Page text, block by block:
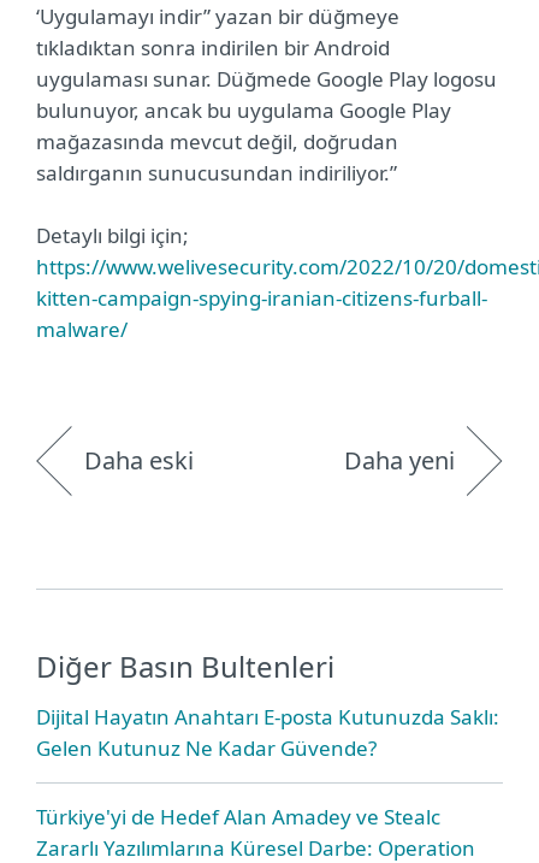
‘Uygulamayı indir” yazan bir düğmeye
tıkladıktan sonra indirilen bir Android
uygulaması sunar. Düğmede Google Play logosu
bulunuyor, ancak bu uygulama Google Play
mağazasında mevcut değil, doğrudan
saldırganın sunucusundan indiriliyor.”
Detaylı bilgi için;
https://www.welivesecurity.com/2022/10/20/
kitten-campaign-spying-iranian-citizens-furball-
malware/
Daha eski Daha yeni
Diğer Basın Bultenleri
Dijital Hayatın Anahtarı E-posta Kutunuzda Saklı:
Gelen Kutunuz Ne Kadar Güvende?
Türkiye'yi de Hedef Alan Amadey ve Stealc
Zararlı Yazılımlarına Küresel Darbe: Operation